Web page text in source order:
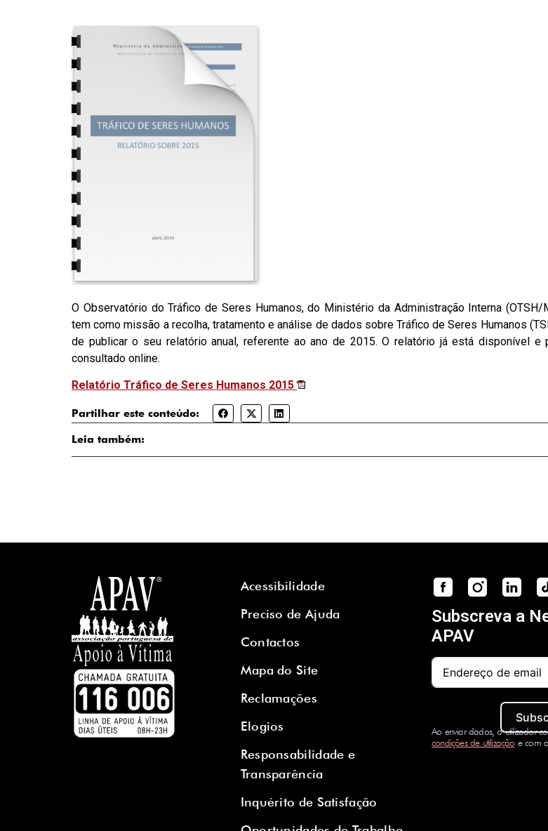
O Observatório do Tráfico de Seres Humanos, do Ministério da Administração Interna (OTSH/
tem como missão a recolha, tratamento e análise de dados sobre Tráfico de Seres Humanos
de publicar o seu relatório anual, referente ao ano de 2015. O relatório já está disponível e
consultado online.
Relatório Tráfico de Seres Humanos 2015
Partilhar este conteúdo:
Leia também:
Acessibilidade
Preciso de Ajuda
Contactos
Mapa do Site
Reclamações
Elogios
Responsabilidade e
Transparência
Inquérito de Satisfação
Subscreva a
APAV
Ao enviar dados, o utilizador
condições de utilizaçãoe com a